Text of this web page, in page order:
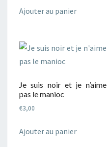
Ajouter au panier
Je suis noir et je n’aime
pas le manioc
€3,00
Ajouter au panier